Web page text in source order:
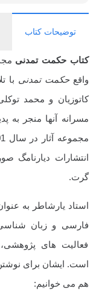
توضیحات کتاب
کتاب حکمت تمدنی
واقعحکمت تمدنی با
کاتوزیان و محمد
مسرانه آنها منجر به
انتشارات دیارنامگ
گرت.
استاد یارشاطر به
فارسی و زبان
فعالیت های
است. ایشان برای نوشتن
هم می خوانیم: